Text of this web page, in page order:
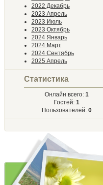
2022 Декабрь
2023 Апрель
2023 Июль
2023 Октябрь
2024 Январь
2024 Март
2024 Сентябрь
2025 Апрель
Статистика
Онлайн всего: 1
Гостей: 1
Пользователей: 0